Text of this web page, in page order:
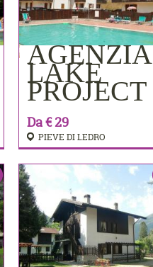
AGENZIA
LAKE
PROJECT
Da € 29
PIEVE DI LEDRO
PRENOTA